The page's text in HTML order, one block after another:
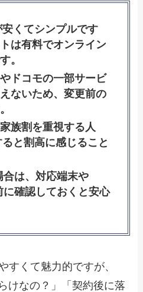
くてシンプルです
は有料でオンライン
。
ドコモの一部サービ
ないため、変更前の
族割を重視する人
と割高に感じること
は、対応端末や
確認しておくと安心
すくて魅力的ですが、
けなの？」「契約後に落